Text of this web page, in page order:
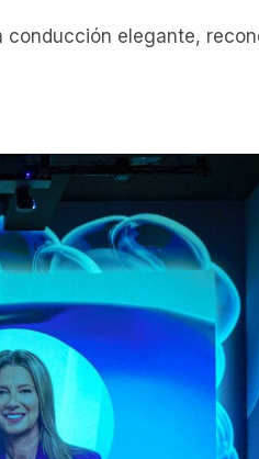
elegante,